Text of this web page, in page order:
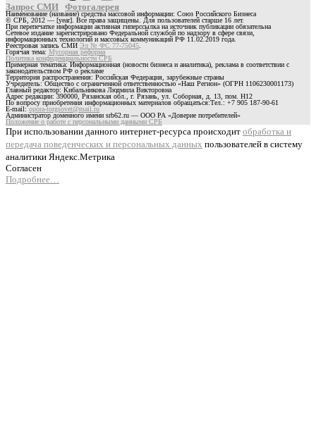
Запрос СМИ Фотогалерея
Наименование (название) средства массовой информации: Союз Российского Бизнеса
© СРБ, 2012 — [year]. Все права защищены. Для пользователей старше 16 лет.
При перепечатке информации активная гиперссылка на источник публикации обязательна
Сетевое издание зарегистрировано Федеральной службой по надзору в сфере связи,
информационных технологий и массовых коммуникаций РФ 11.02.2019 года.
Реестровая запись СМИ Эл № ФС 77-75045
Горячая тема: Мусорная реформа
Политика конфиденциальности СРБ
Примерная тематика: Информационная (новости бизнеса и аналитика), реклама в соответствии с
законодательством РФ о рекламе
Территория распространения: Российская Федерация, зарубежные страны
Учредитель: Общество с ограниченной ответственностью «Наш Регион» (ОГРН 1106230001173)
Главный редактор: Кибальникова Людмила Викторовна
Адрес редакции: 390000, Рязанская обл., г. Рязань, ул. Соборная, д. 13, пом. Н12
По вопросу приобретения информационных материалов обращаться:Тел.: +7 905 187-90-61
E-mail:opora-torgsovet@mail.ru
Администратор доменного имени srb62.ru — ООО РА «Доверие потребителей»
Положение о работе с персональными данными СРБ
При использовании данного интернет-ресурса происходит обработка и
передача поведенческих и персональных данных пользователей в систему
аналитики Яндекс.Метрика
Согласен
Подробнее…